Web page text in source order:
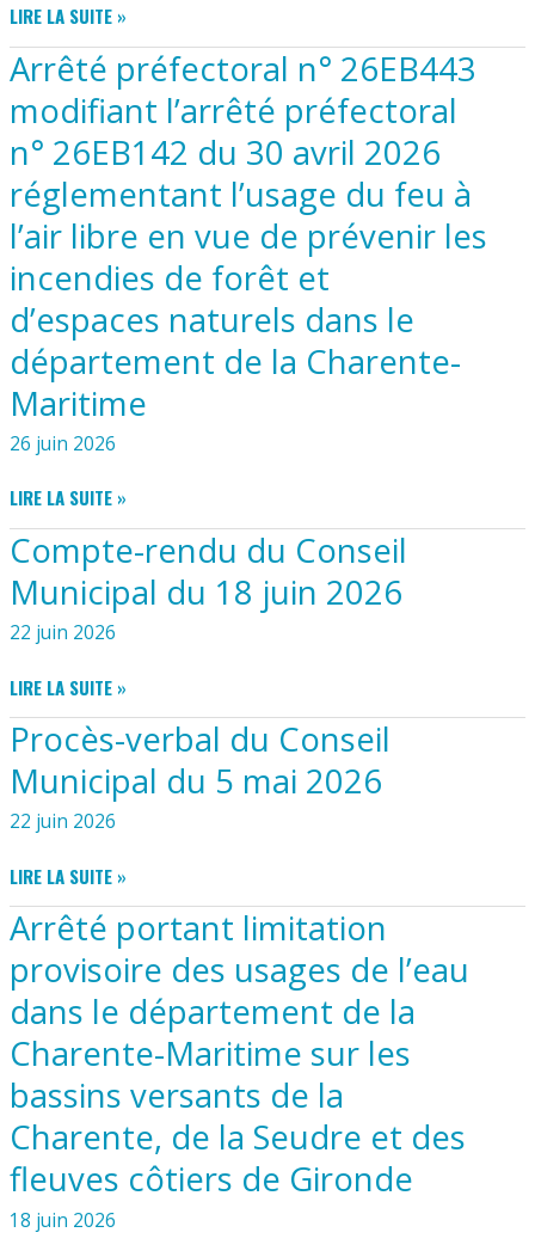
VIGILANCE
TRÈS
SÉVÈRE
DE
FORÊT
LIRE LA SUITE »
Arrêté préfectoral n° 26EB443
modifiant l’arrêté préfectoral
n° 26EB142 du 30 avril 2026
réglementant l’usage du feu à
l’air libre en vue de prévenir les
incendies de forêt et
d’espaces naturels dans le
département de la Charente-
Maritime
26 juin 2026
ARRÊTÉ
PRÉFECTORAL
N°
26EB443
MODIFIANT
L’ARRÊTÉ
N°
DU
30
AVRIL
2026
RÉGLEMENTANT
L’USAGE
DU
FEU
À
L’AIR
LIBRE
EN
VUE
DE
PRÉVENIR
LES
INCENDIES
DE
FORÊT
ET
LIRE LA SUITE »
Compte-rendu du Conseil
Municipal du 18 juin 2026
22 juin 2026
COMPTE-
RENDU
DU
CONSEIL
MUNICIPAL
DU
JUIN
LIRE LA SUITE »
Procès-verbal du Conseil
Municipal du 5 mai 2026
22 juin 2026
PROCÈS-
VERBAL
DU
MUNICIPAL
DU
5
MAI
2026
LIRE LA SUITE »
Arrêté portant limitation
provisoire des usages de l’eau
dans le département de la
Charente-Maritime sur les
bassins versants de la
Charente, de la Seudre et des
fleuves côtiers de Gironde
18 juin 2026